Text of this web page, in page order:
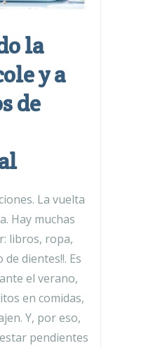
la
y a
de
La vuelta
Hay muchas
libros, ropa,
dientes!!. Es
el verano,
en comidas,
Y, por eso,
pendientes